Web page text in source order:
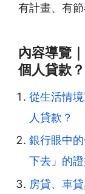
有計畫、有
內容導覽
個人貸款
從生活情
人貸款？
銀行眼中
下去」的
房貸、車